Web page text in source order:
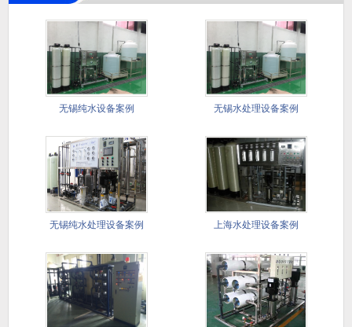
无锡纯水设备案例 无锡水处理设备案例
无锡纯水处理设备案例 上海水处理设备案例